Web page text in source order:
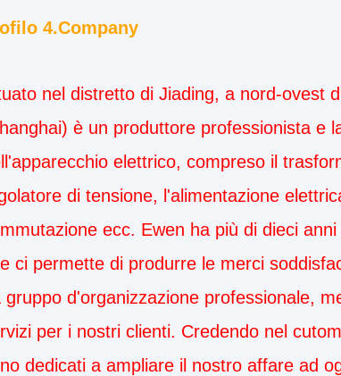
4.Company
nel distretto di Jiading, a nord-ovest
è un produttore professionista e
elettrico, compreso il
di tensione, l'alimentazione
ecc. Ewen ha più di dieci
ci permette di produrre le merci
gruppo d'organizzazione professionale,
per i nostri clienti. Credendo nel
dedicati a ampliare il nostro affare ad